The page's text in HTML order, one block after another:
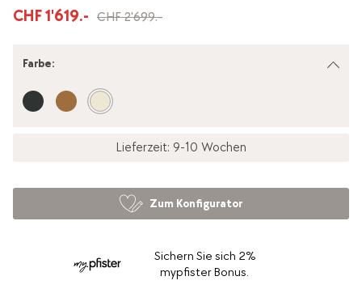
CHF 1'619.- CHF 2'699.-
Farbe:
Lieferzeit: 9-10 Wochen
Sichern Sie sich 2%
mypfister Bonus.
Zum Konfigurator